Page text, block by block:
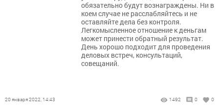
обязательно будут вознаграждены. Ни в
коем случае не расслабляйтесь и не
оставляйте дела без контроля.
Легкомысленное отношение к деньгам
может принести обратный результат.
День хорошо подходит для проведения
деловых встреч, консультаций,
совещаний.
20 января 2022, 14:43 1492 0 0